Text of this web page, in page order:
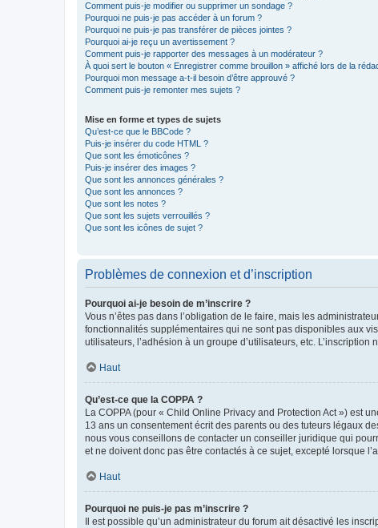
Comment puis-je modifier ou supprimer un sondage ?
Pourquoi ne puis-je pas accéder à un forum ?
Pourquoi ne puis-je pas transférer de pièces jointes ?
Pourquoi ai-je reçu un avertissement ?
Comment puis-je rapporter des messages à un modérateur ?
À quoi sert le bouton « Enregistrer comme brouillon » affiché lors de la
Pourquoi mon message a-t-il besoin d’être approuvé ?
Comment puis-je remonter mes sujets ?
Mise en forme et types de sujets
Qu’est-ce que le BBCode ?
Puis-je insérer du code HTML ?
Que sont les émoticônes ?
Puis-je insérer des images ?
Que sont les annonces générales ?
Que sont les annonces ?
Que sont les notes ?
Que sont les sujets verrouillés ?
Que sont les icônes de sujet ?
Problèmes de connexion et d’inscription
Pourquoi ai-je besoin de m’inscrire ?
Vous n’êtes pas dans l’obligation de le faire, mais les
fonctionnalités supplémentaires qui ne sont pas disponibles aux
utilisateurs, l’adhésion à un groupe d’utilisateurs, etc.
Haut
Qu’est-ce que la COPPA ?
La COPPA (pour « Child Online Privacy and Protection Act ») est
13 ans un consentement écrit des parents ou des tuteurs légaux
nous vous conseillons de contacter un conseiller juridique qui
et ne doivent donc pas être contactés à ce sujet, excepté lorsque
Haut
Pourquoi ne puis-je pas m’inscrire ?
Il est possible qu’un administrateur du forum ait désactivé les